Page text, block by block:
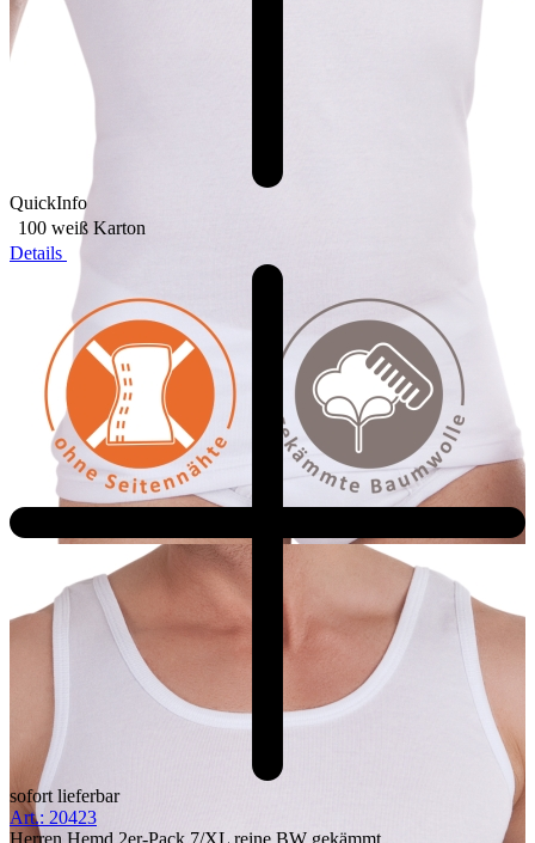
QuickInfo
100 weiß Karton
Details
sofort lieferbar
Art.: 20423